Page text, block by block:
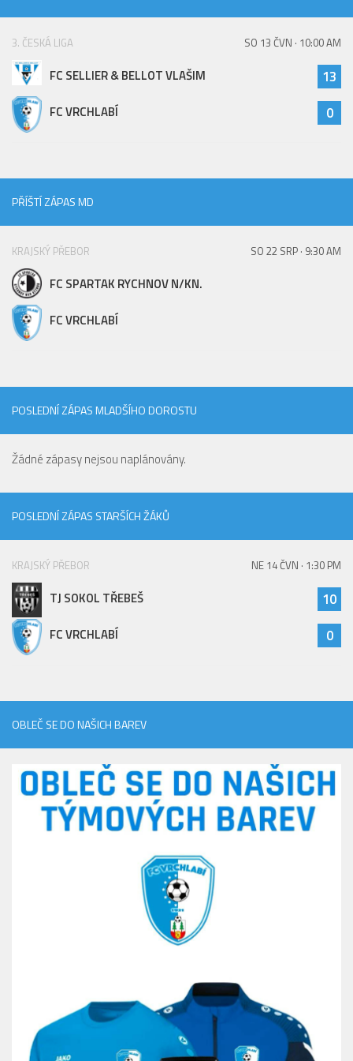
Hráči
Mladší přípravka
Fotbalová školka
Kontakty
Vzkazy
Bazárek
3. ČESKÁ LIGA SO 13 ČVN · 10:00 AM
FC SELLIER & BELLOT VLAŠIM 13
FC VRCHLABÍ 0
PŘÍŠTÍ ZÁPAS MD
KRAJSKÝ PŘEBOR SO 22 SRP · 9:30 AM
FC SPARTAK RYCHNOV N/KN.
FC VRCHLABÍ
POSLEDNÍ ZÁPAS MLADŠÍHO DOROSTU
Žádné zápasy nejsou naplánovány.
POSLEDNÍ ZÁPAS STARŠÍCH ŽÁKŮ
KRAJSKÝ PŘEBOR NE 14 ČVN · 1:30 PM
TJ SOKOL TŘEBEŠ 10
FC VRCHLABÍ 0
OBLEČ SE DO NAŠICH BAREV